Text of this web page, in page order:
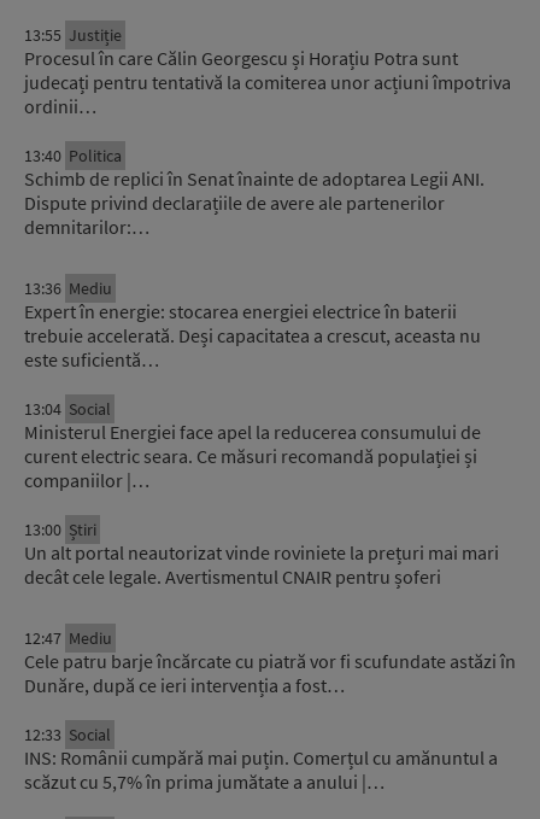
13:55 Justiție
Procesul în care Călin Georgescu și Horațiu Potra sunt
judecați pentru tentativă la comiterea unor acțiuni împotriva
ordinii…
13:40 Politica
Schimb de replici în Senat înainte de adoptarea Legii ANI.
Dispute privind declarațiile de avere ale partenerilor
demnitarilor:…
13:36 Mediu
Expert în energie: stocarea energiei electrice în baterii
trebuie accelerată. Deși capacitatea a crescut, aceasta nu
este suficientă…
13:04 Social
Ministerul Energiei face apel la reducerea consumului de
curent electric seara. Ce măsuri recomandă populației și
companiilor |…
13:00 Știri
Un alt portal neautorizat vinde roviniete la prețuri mai mari
decât cele legale. Avertismentul CNAIR pentru șoferi
12:47 Mediu
Cele patru barje încărcate cu piatră vor fi scufundate astăzi în
Dunăre, după ce ieri intervenția a fost…
12:33 Social
INS: Românii cumpără mai puțin. Comerțul cu amănuntul a
scăzut cu 5,7% în prima jumătate a anului |…